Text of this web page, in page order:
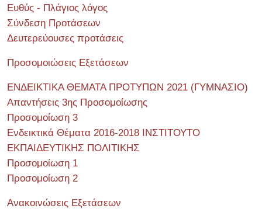
Ευθύς - Πλάγιος λόγος
Σύνδεση Προτάσεων
Δευτερεύουσες προτάσεις
Προσομοιώσεις Εξετάσεων
ΕΝΔΕΙΚΤΙΚΑ ΘΕΜΑΤΑ ΠΡΟΤΥΠΩΝ 2021 (ΓΥΜΝΑΣΙΟ)
Απαντήσεις 3ης Προσομοίωσης
Προσομοίωση 3
Ενδεικτικά Θέματα 2016-2018 ΙΝΣΤΙΤΟΥΤΟ
ΕΚΠΑΙΔΕΥΤΙΚΗΣ ΠΟΛΙΤΙΚΗΣ
Προσομοίωση 1
Προσομοίωση 2
Ανακοινώσεις Εξετάσεων